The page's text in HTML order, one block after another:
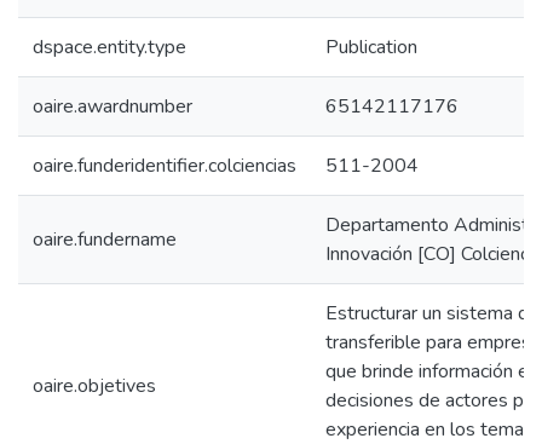
dspace.entity.type Publication
oaire.awardnumber 65142117176
oaire.funderidentifier.colciencias 511-2004
oaire.fundername
Departamento
Innovación [CO]
oaire.objetives
Estructurar un sistema
transferible para
que brinde información
decisiones de actores
experiencia en los